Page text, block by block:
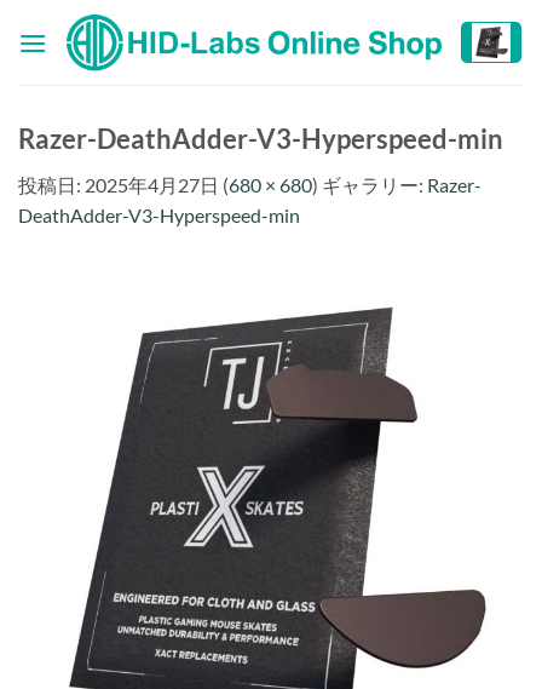
Razer-DeathAdder-V3-Hyperspeed-min
投稿日: 2025年4月27日 (680 × 680) ギャラリー: Razer-
DeathAdder-V3-Hyperspeed-min